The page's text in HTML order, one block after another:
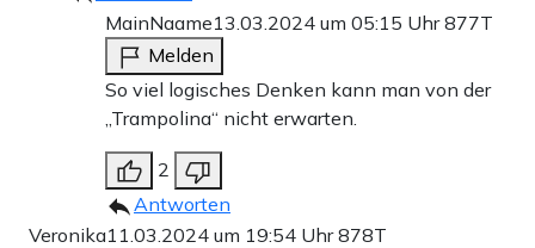
MainNaame13.03.2024 um 05:15 Uhr877T
Melden
So viel logisches Denken kann man von der
„Trampolina“ nicht erwarten.
2
Antworten
Veronika11.03.2024 um 19:54 Uhr878T